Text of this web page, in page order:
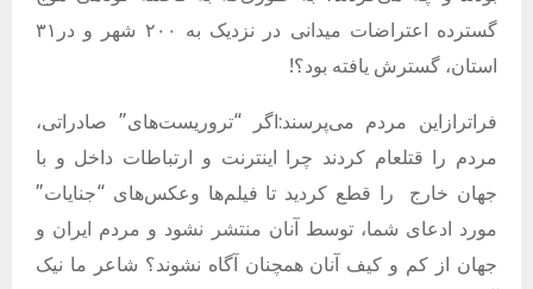
گسترده اعتراضات میدانی در نزدیک به ۲۰۰ شهر و در۳۱
استان، گسترش یافته بود؟!
فراترازاین مردم می‌پرسند:اگر “تروریست‌های” صادراتی،
مردم را قتلعام کردند چرا اینترنت و ارتباطات داخل و با
جهان خارج
را قطع کردید تا فیلم‌ها وعکس‌های “جنایات”
مورد ادعای شما، توسط آنان منتشر نشود و مردم ایران و
جهان از کم‌ و کیف آنان همچنان آگاه نشوند؟ شاعر ما نیک